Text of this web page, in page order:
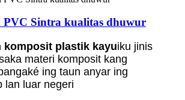
PVC Sintra kualitas dhuwur
komposit plastik kayuiku jinis
materi komposit kang
ing taun anyar ing
lan luar negeri